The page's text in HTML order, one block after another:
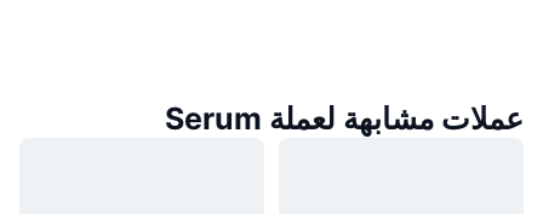
عملات مشابهة لعملة Serum